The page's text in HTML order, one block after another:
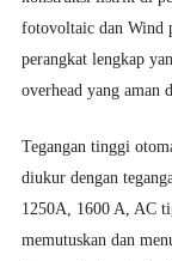
fotovoltaic dan Wind
perangkat lengkap
overhead yang aman
Tegangan tinggi
diukur dengan
1250A, 1600 A, AC
memutuskan dan